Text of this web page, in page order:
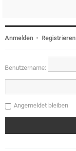
Anmelden • Registrieren
Benutzername:
Angemeldet bleiben